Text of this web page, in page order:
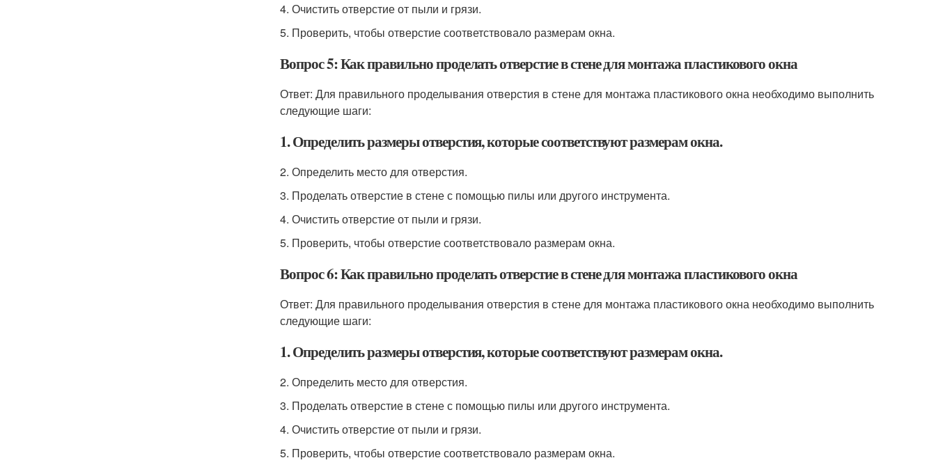
4. Очистить отверстие от пыли и грязи.
5. Проверить, чтобы отверстие соответствовало размерам окна.
Вопрос 5: Как правильно проделать отверстие в стене для монтажа пластикового окна
Ответ: Для правильного проделывания отверстия в стене для монтажа пластикового окна необходимо выполнить
следующие шаги:
1. Определить размеры отверстия, которые соответствуют размерам окна.
2. Определить место для отверстия.
3. Проделать отверстие в стене с помощью пилы или другого инструмента.
4. Очистить отверстие от пыли и грязи.
5. Проверить, чтобы отверстие соответствовало размерам окна.
Вопрос 6: Как правильно проделать отверстие в стене для монтажа пластикового окна
Ответ: Для правильного проделывания отверстия в стене для монтажа пластикового окна необходимо выполнить
следующие шаги:
1. Определить размеры отверстия, которые соответствуют размерам окна.
2. Определить место для отверстия.
3. Проделать отверстие в стене с помощью пилы или другого инструмента.
4. Очистить отверстие от пыли и грязи.
5. Проверить, чтобы отверстие соответствовало размерам окна.